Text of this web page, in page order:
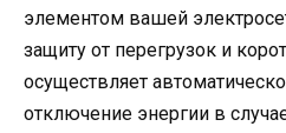
элементом вашей
защиту от перегрузок и
осуществляет
отключение энергии в